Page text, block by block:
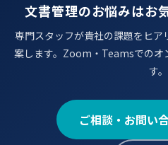
文書管理のお悩みはお
専門スタッフが貴社の課題をヒ
案します。Zoom・Teamsでのオ
す。
ご相談・お問い